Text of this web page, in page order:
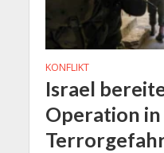
KONFLIKT
Israel
Operation in